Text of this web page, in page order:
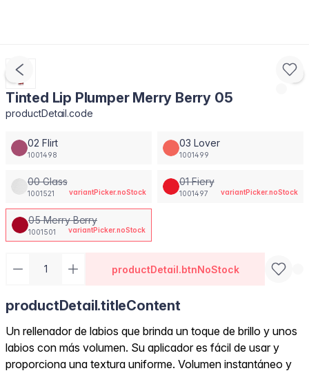
Tinted Lip Plumper Merry Berry 05
productDetail.code
02 Flirt
1001498
03 Lover
1001499
00 Glass
1001521 variantPicker.noStock
01 Fiery
1001497 variantPicker.noStock
05 Merry Berry
1001501 variantPicker.noStock
productDetail.btnNoStock
productDetail.titleContent
Un rellenador de labios que brinda un toque de brillo y unos
labios con más volumen. Su aplicador es fácil de usar y
proporciona una textura uniforme. Volumen instantáneo y